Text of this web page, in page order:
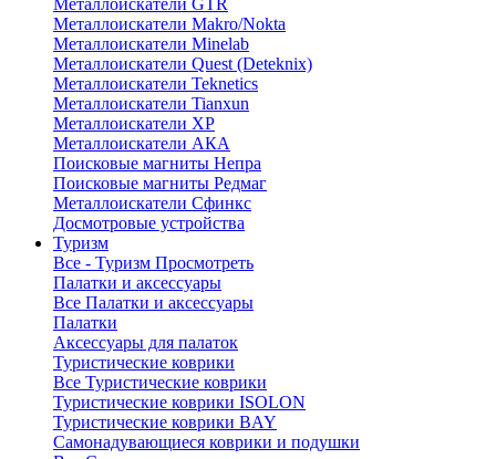
Металлоискатели GTR
Металлоискатели Makro/Nokta
Металлоискатели Minelab
Металлоискатели Quest (Deteknix)
Металлоискатели Teknetics
Металлоискатели Tianxun
Металлоискатели XP
Металлоискатели АКА
Поисковые магниты Непра
Поисковые магниты Редмаг
Металлоискатели Сфинкс
Досмотровые устройства
Туризм
Все - Туризм Просмотреть
Палатки и аксессуары
Все Палатки и аксессуары
Палатки
Аксессуары для палаток
Туристические коврики
Все Туристические коврики
Туристические коврики ISOLON
Туристические коврики BAY
Самонадувающиеся коврики и подушки